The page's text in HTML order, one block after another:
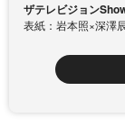
ザテレビジョン
表紙：岩本照×深澤